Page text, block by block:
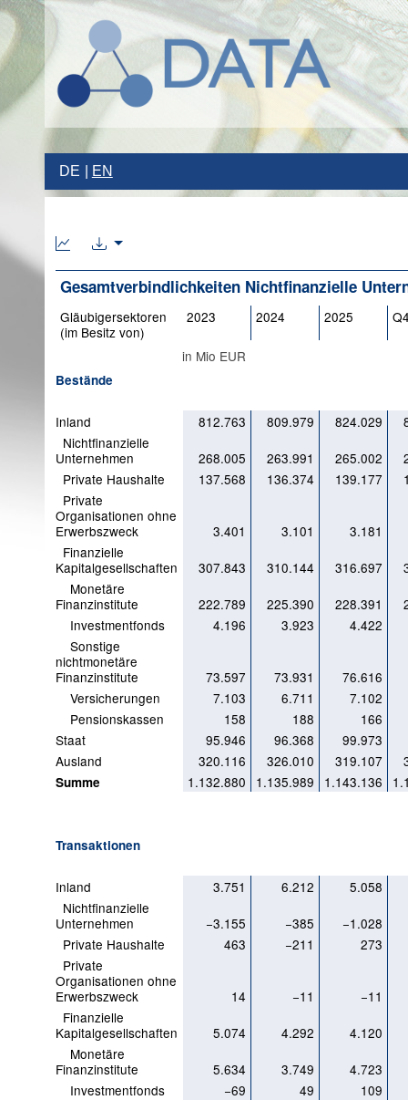
DE EN
Gesamtverbindlichkeiten Nichtfinanzielle
Gläubigersektoren
(im Besitz von)
2023 2024 2025
in Mio EUR
Bestände
Inland 812.763 809.979 824.029
Nichtfinanzielle
Unternehmen
268.005 263.991 265.002
Private Haushalte
137.568 136.374 139.177
Private
Organisationen ohne
Erwerbszweck
3.401 3.101
3.181
Finanzielle
Kapitalgesellschaften
307.843 310.144 316.697
Monetäre
Finanzinstitute
222.789 225.390 228.391
Investmentfonds
4.196 3.923
4.422
Sonstige
nichtmonetäre
Finanzinstitute
73.597 73.931
76.616
Versicherungen
7.103 6.711
7.102
Pensionskassen
158 188
166
Staat
95.946 96.368
99.973
Ausland
320.116 326.010 319.107
Summe 1.132.880 1.135.989 1.143.136
Transaktionen
Inland 3.751 6.212
5.058
Nichtfinanzielle
Unternehmen
−3.155 −385
−1.028
Private Haushalte
463 −211
273
Private
Organisationen ohne
Erwerbszweck
14 −11
−11
Finanzielle
Kapitalgesellschaften
5.074 4.292
4.120
Monetäre
Finanzinstitute
5.634 3.749
4.723
Investmentfonds
−69 49
109